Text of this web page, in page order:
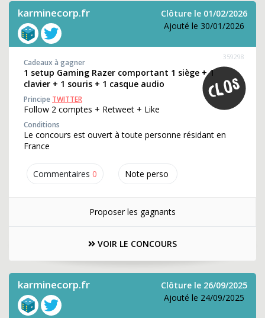
karminecorp.fr
Clôture le 01/02/2026
Ajouté le 30/01/2026
Commentaires 0 Note perso
359298
Cadeaux à gagner
1 setup Gaming Razer comportant 1 siège + 1
clavier + 1 souris + 1 casque audio
Principe TWITTER
Follow 2 comptes + Retweet + Like
Conditions
Le concours est ouvert à toute personne résidant en
France
Proposer les gagnants
VOIR LE CONCOURS
karminecorp.fr
Clôture le 26/09/2025
Ajouté le 24/09/2025